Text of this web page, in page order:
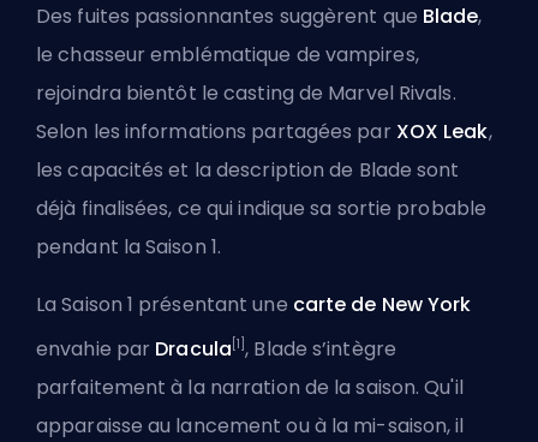
Des fuites passionnantes suggèrent que Blade,
le chasseur emblématique de vampires,
rejoindra bientôt le casting de Marvel Rivals.
Selon les informations partagées par XOX Leak,
les capacités et la description de Blade sont
déjà finalisées, ce qui indique sa sortie probable
pendant la Saison 1.
La Saison 1 présentant une carte de New York
envahie par Dracula [1] , Blade s’intègre
parfaitement à la narration de la saison. Qu'il
apparaisse au lancement ou à la mi-saison, il